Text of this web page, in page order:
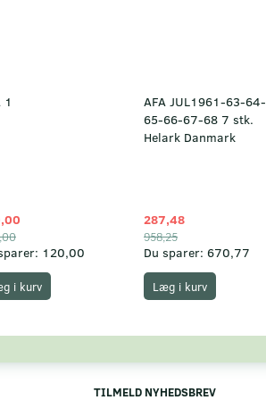
1
120,00
i kurv
AFA JUL1961-63-64-
65-66-67-68 7 stk.
Helark Danmark
287,48
958,25
Du sparer: 670,77
Læg i kurv
TILMELD NYHEDSBREV